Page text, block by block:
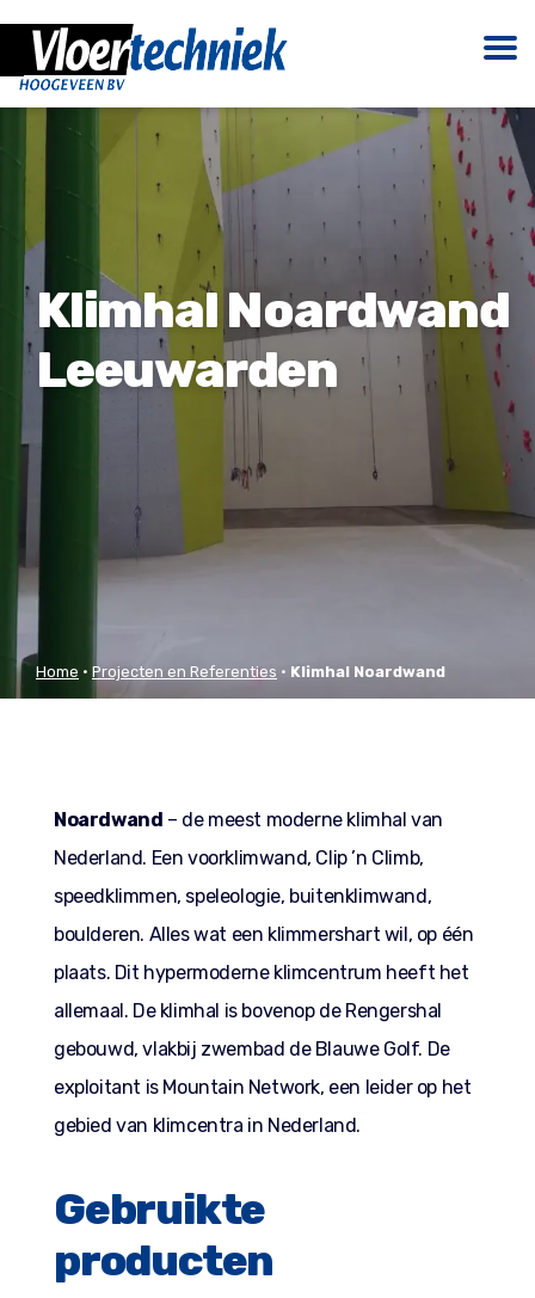
Klimhal Noardwand
Leeuwarden
Home • Projecten en Referenties • Klimhal Noardwand
Noardwand – de meest moderne klimhal van
Nederland. Een voorklimwand, Clip ’n Climb,
speedklimmen, speleologie, buitenklimwand,
boulderen. Alles wat een klimmershart wil, op één
plaats. Dit hypermoderne klimcentrum heeft het
allemaal. De klimhal is bovenop de Rengershal
gebouwd, vlakbij zwembad de Blauwe Golf. De
exploitant is Mountain Network, een leider op het
gebied van klimcentra in Nederland.
Gebruikte
producten